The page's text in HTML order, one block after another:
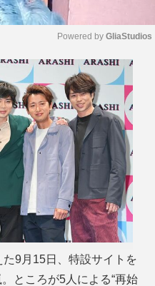
M
e
Powered by GliaStudios
9月15日、特設サイトを
ところが5人による“再始